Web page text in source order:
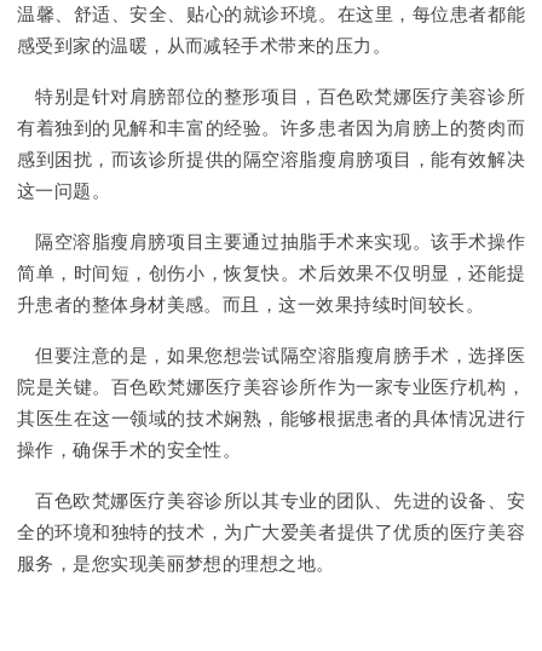
温馨、舒适、安全、贴心的就诊环境。在这里，每位患者都能
感受到家的温暖，从而减轻手术带来的压力。
特别是针对肩膀部位的整形项目，百色欧梵娜医疗美容诊所
有着独到的见解和丰富的经验。许多患者因为肩膀上的赘肉而
感到困扰，而该诊所提供的隔空溶脂瘦肩膀项目，能有效解决
这一问题。
隔空溶脂瘦肩膀项目主要通过抽脂手术来实现。该手术操作
简单，时间短，创伤小，恢复快。术后效果不仅明显，还能提
升患者的整体身材美感。而且，这一效果持续时间较长。
但要注意的是，如果您想尝试隔空溶脂瘦肩膀手术，选择医
院是关键。百色欧梵娜医疗美容诊所作为一家专业医疗机构，
其医生在这一领域的技术娴熟，能够根据患者的具体情况进行
操作，确保手术的安全性。
百色欧梵娜医疗美容诊所以其专业的团队、先进的设备、安
全的环境和独特的技术，为广大爱美者提供了优质的医疗美容
服务，是您实现美丽梦想的理想之地。